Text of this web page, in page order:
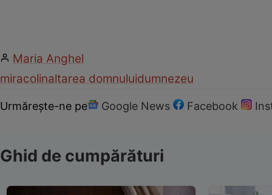
Maria Anghel
miracolinaltarea domnuluidumnezeu
Urmărește-ne pe Google News Facebook
Ghid de cumpărături